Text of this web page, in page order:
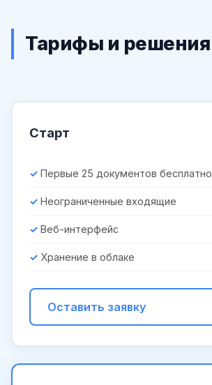
Тарифы и решения
Старт
Первые 25 документов бесплатно
Неограниченные входящие
Веб-интерфейс
Хранение в облаке
Оставить заявку